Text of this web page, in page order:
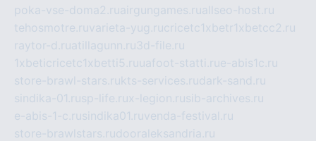
poka-vse-doma2.ruairgungames.ruallseo-host.ru
tehosmotre.ruvarieta-yug.rucricetc1xbetr1xbetcc2.ru
raytor-d.ruatillagunn.ru3d-file.ru
1xbeticricetc1xbetti5.ruuafoot-statti.rue-abis1c.ru
store-brawl-stars.rukts-services.rudark-sand.ru
sindika-01.rusp-life.rux-legion.rusib-archives.ru
e-abis-1-c.rusindika01.ruvenda-festival.ru
store-brawlstars.rudooraleksandria.ru